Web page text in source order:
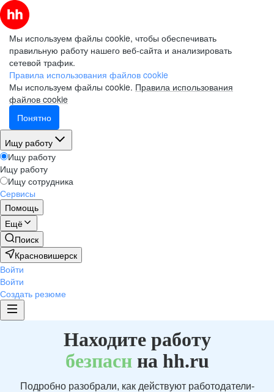
Мы используем файлы cookie, чтобы обеспечивать
правильную работу нашего веб-сайта и анализировать
сетевой трафик.
Правила использования файлов cookie
Мы используем файлы cookie. Правила использования
файлов cookie
Понятно
Ищу работу
Ищу работу
Ищу работу
Ищу сотрудника
Сервисы
Помощь
Ещё
Поиск
Красновишерск
Войти
Войти
Создать резюме
Находите работу
безпаснна hh.ru
Подробно разобрали, как действуют работодатели-